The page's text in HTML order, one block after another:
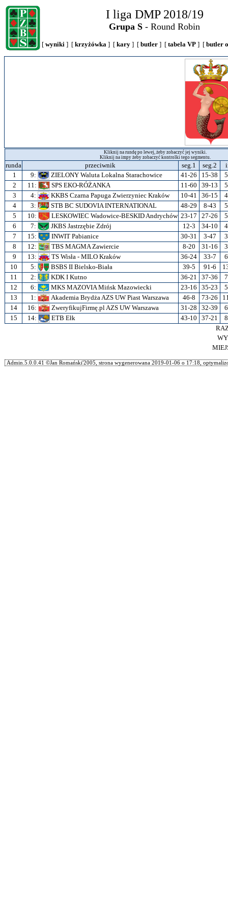
I liga DMP 2018/19
Grupa S - Round Robin
[ wyniki ] [ krzyżówka ] [ kary ] [ butler ] [ tabela VP ] [ butler
Kliknij na rundę po lewej, żeby zobaczyć jej wyniki.
Kliknij na impy żeby zobaczyć kontrolki tego segmentu.
runda przeciwnik seg.1 seg.2
1
9: ZIELONY Waluta Lokalna Starachowice 41-26 15-38
2
11: SPS EKO-RÓŻANKA 11-60 39-13
3
4: KKBS Czarna Papuga Zwierzyniec Kraków 10-41 36-15
4
3: STB BC SUDOVIA INTERNATIONAL 48-29 8-43
5
10: LESKOWIEC Wadowice-BESKID Andrychów 23-17 27-26
6
7: JKBS Jastrzębie Zdrój 12-3 34-10
7
15: INWIT Pabianice 30-31 3-47
8
12: TBS MAGMA Zawiercie 8-20 31-16
9
13: TS Wisła - MILO Kraków 36-24 33-7
10
5: BSBS II Bielsko-Biała 39-5 91-6
11
2: KDK I Kutno 36-21 37-36
12
6: MKS MAZOVIA Mińsk Mazowiecki 23-16 35-23
13
1: Akademia Brydża AZS UW Piast Warszawa 46-8 73-26
14
16: ZweryfikujFirmę.pl AZS UW Warszawa 31-28 32-39
15
14: ETB Ełk 43-10 37-21
Admin.5.0.0.41 ©Jan Romański'2005, strona wygenerowana 2019-01-06 o 17:18,